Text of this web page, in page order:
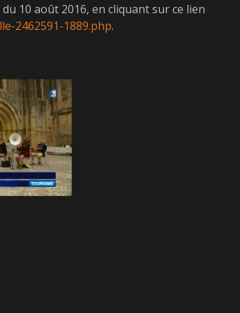
10 août 2016, en cliquant sur ce lien
2462591-1889.php.